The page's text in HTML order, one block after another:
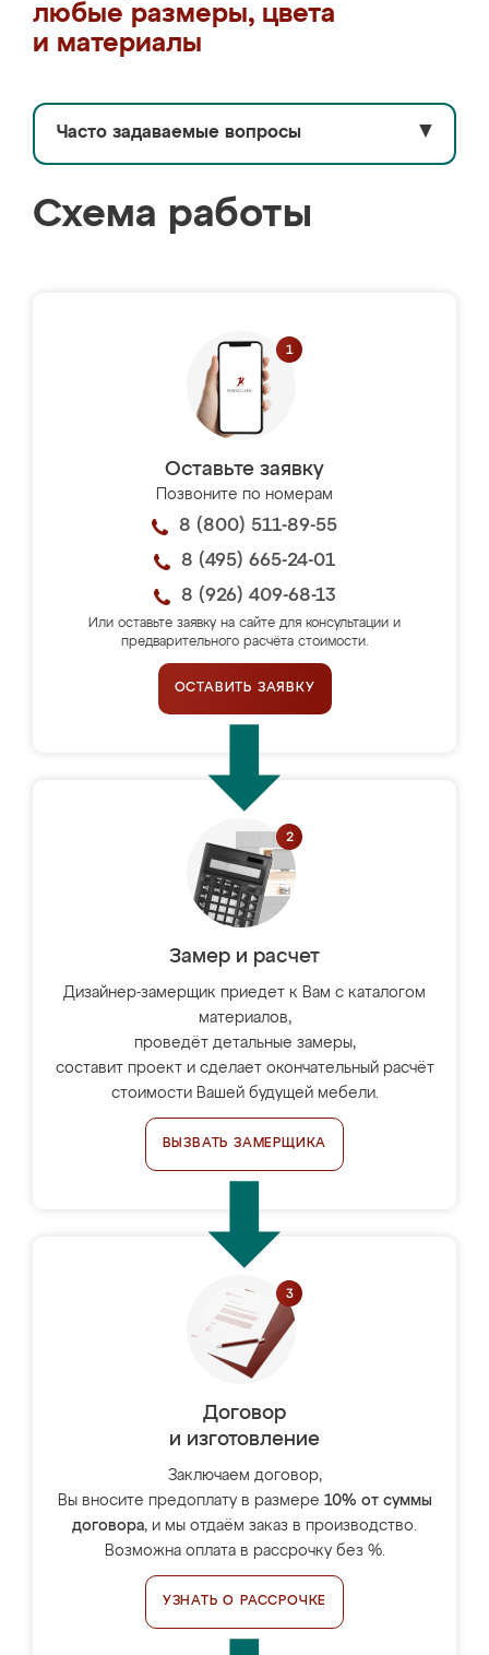
любые размеры, цвета
и материалы
Часто задаваемые вопросы ▼
Схема работы
Оставьте заявку
Позвоните по номерам
8 (800) 511-89-55
8 (495) 665-24-01
8 (926) 409-68-13
Или оставьте заявку на сайте для консультации и
предварительного расчёта стоимости.
ОСТАВИТЬ ЗАЯВКУ
Замер и расчет
Дизайнер-замерщик приедет к Вам с каталогом
материалов,
проведёт детальные замеры,
составит проект и сделает окончательный расчёт
стоимости Вашей будущей мебели.
ВЫЗВАТЬ ЗАМЕРЩИКА
Договор
и изготовление
Заключаем договор,
Вы вносите предоплату в размере 10% от суммы
договора, и мы отдаём заказ в производство.
Возможна оплата в рассрочку без %.
УЗНАТЬ О РАССРОЧКЕ